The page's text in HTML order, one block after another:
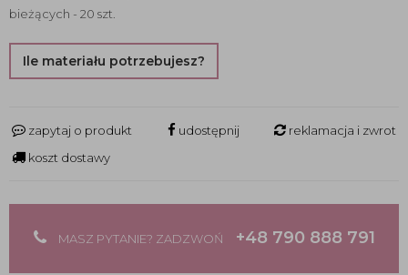
bieżących - 20 szt.
Ile materiału potrzebujesz?
zapytaj o produkt udostępnij
reklamacja i zwrot
koszt dostawy
MASZ PYTANIE? ZADZWOŃ +48 790 888 791